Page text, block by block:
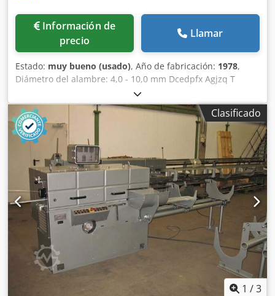
Información de
precio
Llamar
Estado: muy bueno (usado), Año de fabricación: 1978,
Diámetro del alambre: 4,0 - 10,0 mm Dcedpfx Agjzq T
Igousk Longitud de los segmentos: hasta 4.000 mm
Velocidad de avance: 25 - 90 m/min.
Clasificado
1 /3